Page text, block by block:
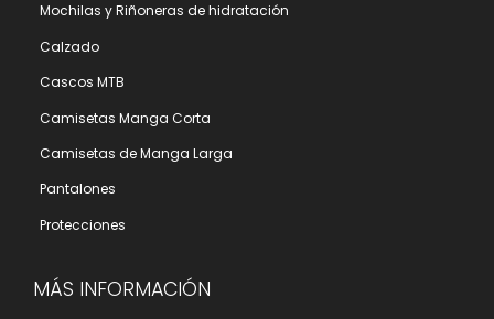
Mochilas y Riñoneras de hidratación
Calzado
Cascos MTB
Camisetas Manga Corta
Camisetas de Manga Larga
Pantalones
Protecciones
MÁS INFORMACIÓN